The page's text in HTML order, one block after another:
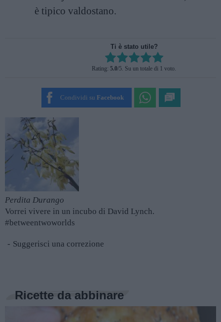
è tipico valdostano.
Ti è stato utile?
Rate this item:
SUBMIT RATING
Rating: 5.0/5. Su un totale di 1 voto.
Condividi su Facebook
Perdita Durango
Vorrei vivere in un incubo di David Lynch.
#betweentwoworlds
Suggerisci una correzione
Ricette da abbinare